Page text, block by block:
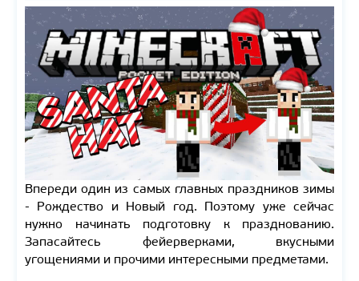
Впереди один из самых главных праздников зимы
- Рождество и Новый год. Поэтому уже сейчас
нужно начинать подготовку к празднованию.
Запасайтесь фейерверками, вкусными
угощениями и прочими интересными предметами.